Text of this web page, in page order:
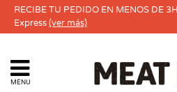
RECIBE TU PEDIDO EN MENOS DE
Express(ver más)
MENU